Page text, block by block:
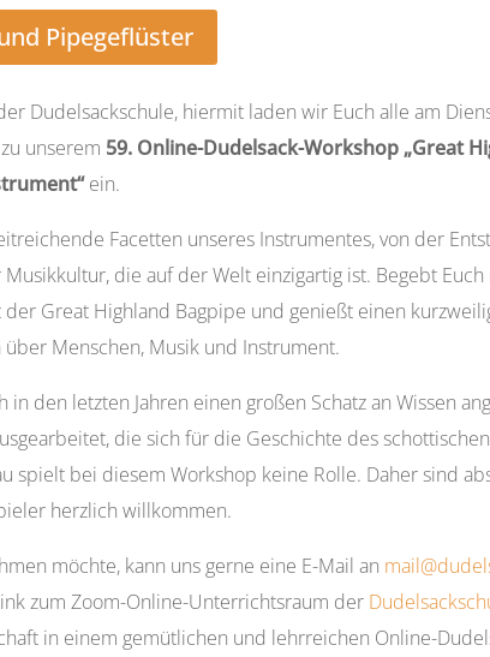
Pipegeflüster
Dudelsackschule, hiermit laden wir Euch alle am
zu unserem 59. Online-Dudelsack-Workshop „Great
ein.
Facetten unseres Instrumentes, von der
die auf der Welt einzigartig ist. Begebt
Great Highland Bagpipe und genießt einen
Menschen, Musik und Instrument.
in den letzten Jahren einen großen Schatz an Wissen
die sich für die Geschichte des
spielt bei diesem Workshop keine Rolle. Daher sind
herzlich willkommen.
möchte, kann uns gerne eine E-Mail an
zum Zoom-Online-Unterrichtsraum der
in einem gemütlichen und lehrreichen Online-